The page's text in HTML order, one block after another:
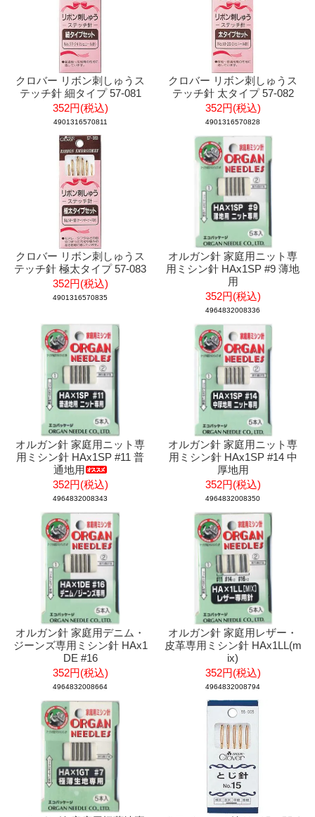
クロバー リボン刺しゅうス
テッチ針 細タイプ 57-081
352円(税込)
4901316570811
クロバー リボン刺しゅうス
テッチ針 太タイプ 57-082
352円(税込)
4901316570828
クロバー リボン刺しゅうス
テッチ針 極太タイプ 57-083
352円(税込)
4901316570835
オルガン針 家庭用ニット専
用ミシン針 HAx1SP #9 薄地
用
352円(税込)
4964832008336
オルガン針 家庭用ニット専
用ミシン針 HAx1SP #11 普
通地用
352円(税込)
4964832008343
オルガン針 家庭用ニット専
用ミシン針 HAx1SP #14 中
厚地用
352円(税込)
4964832008350
オルガン針 家庭用デニム・
ジーンズ専用ミシン針 HAx1
DE #16
352円(税込)
4964832008664
オルガン針 家庭用レザー・
皮革専用ミシン針 HAx1LL(m
ix)
352円(税込)
4964832008794